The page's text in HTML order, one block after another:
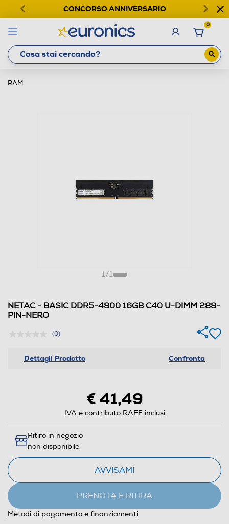
CONCORSO ANNIVERSARIO
0
RAM
1/1
NETAC - BASIC DDR5-4800 16GB C40 U-DIMM 288-
PIN-NERO
(0)
Dettagli Prodotto Confronta
€ 41,49
IVA e contributo RAEE inclusi
Ritiro in negozio
non disponibile
AVVISAMI
PRENOTA E RITIRA
Metodi di pagamento e finanziamenti